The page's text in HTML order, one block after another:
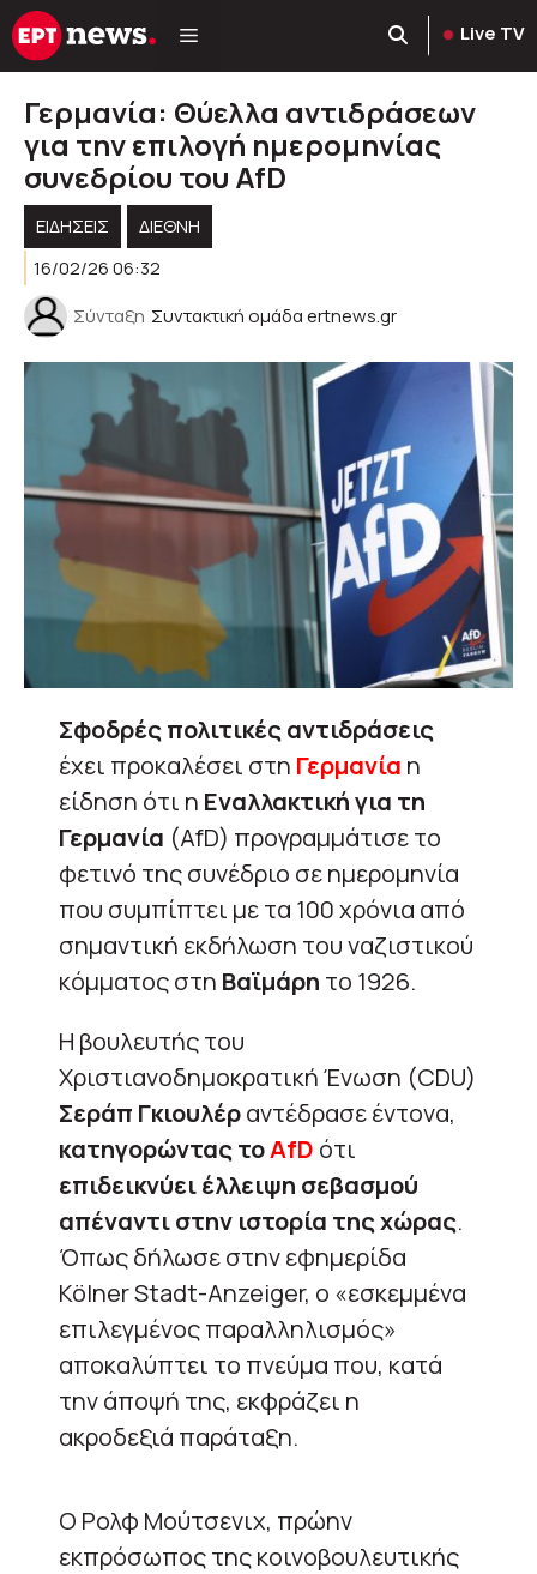
Μετάβαση
σε
Live TV
Γερμανία: Θύελλα αντιδράσεων
για την επιλογή ημερομηνίας
συνεδρίου του AfD
ΕΙΔΗΣΕΙΣ
ΔΙΕΘΝΗ
16/02/26 06:32
Σύνταξη Συντακτική ομάδα ertnews.gr
Σφοδρές πολιτικές αντιδράσεις
έχει προκαλέσει στη Γερμανία η
είδηση ότι η Εναλλακτική για τη
Γερμανία (AfD) προγραμμάτισε το
φετινό της συνέδριο σε ημερομηνία
που συμπίπτει με τα 100 χρόνια από
σημαντική εκδήλωση του ναζιστικού
κόμματος στη Βαϊμάρη το 1926.
Η βουλευτής του
Χριστιανοδημοκρατική Ένωση (CDU)
Σεράπ Γκιουλέραντέδρασε έντονα,
κατηγορώντας τοAfD ότι
επιδεικνύει έλλειψη σεβασμού
απέναντι στην ιστορία της χώρας.
Όπως δήλωσε στην εφημερίδα
Kölner Stadt-Anzeiger, ο «εσκεμμένα
επιλεγμένος παραλληλισμός»
αποκαλύπτει το πνεύμα που, κατά
την άποψή της, εκφράζει η
ακροδεξιά παράταξη.
Ο Ρολφ Μούτσενιχ, πρώην
εκπρόσωπος της κοινοβουλευτικής